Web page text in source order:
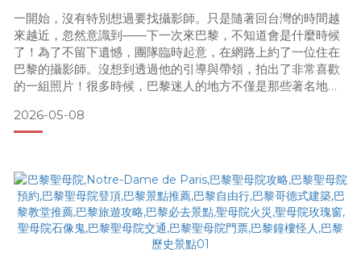
（半日拍攝行程完整公開）
一開始，沒有特別想過要找攝影師。只是隨著回台灣的時間越
來越近，忽然意識到——下一次來巴黎，不知道會是什麼時候
了！為了不留下遺憾，團隊臨時起意，在網路上約了一位住在
巴黎的攝影師。沒想到透過他的引導與帶領，拍出了非常喜歡
的一組照片！很多時候，巴黎迷人的地方不僅是那些著名地
間。如果你剛好也要來巴黎，這條路線很適合作為半日散步行
程的參考！ 📍google map 連結 ＞＞
2026-05-08